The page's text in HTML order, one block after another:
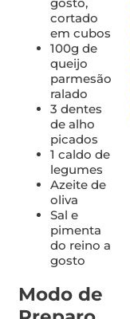
gosto,
cortado
em cubos
100g de
queijo
parmesão
ralado
3 dentes
de alho
picados
1 caldo de
legumes
Azeite de
oliva
Sal e
pimenta
do reino a
gosto
Modo de